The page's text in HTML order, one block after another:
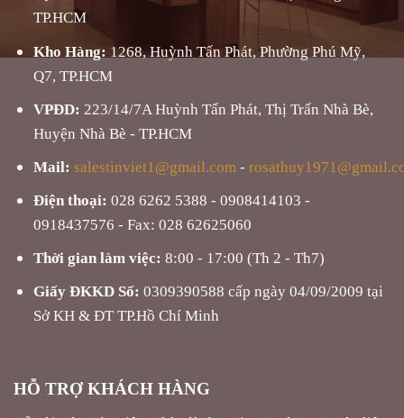
TP.HCM
Kho Hàng: 1268, Huỳnh Tấn Phát, Phường Phú Mỹ,
Q7, TP.HCM
VPĐD: 223/14/7A Huỳnh Tấn Phát, Thị Trấn Nhà Bè,
Huyện Nhà Bè - TP.HCM
Mail: salestinviet1@gmail.com -
Điện thoại: 028 6262 5388 - 0908414103 -
0918437576 - Fax: 028 62625060
Thời gian làm việc: 8:00 - 17:00 (Th 2 - Th7)
Giấy ĐKKD Số: 0309390588 cấp ngày 04/09/2009 tại
Sở KH & ĐT TP.Hồ Chí Minh
HỖ TRỢ KHÁCH HÀNG